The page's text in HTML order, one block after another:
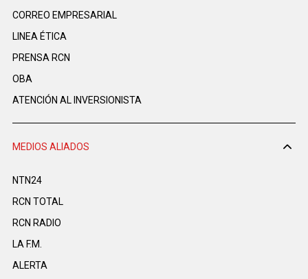
CORREO EMPRESARIAL
LINEA ÉTICA
PRENSA RCN
OBA
ATENCIÓN AL INVERSIONISTA
MEDIOS ALIADOS
NTN24
RCN TOTAL
RCN RADIO
LA F.M.
ALERTA